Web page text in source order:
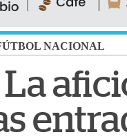
NACIONAL
La